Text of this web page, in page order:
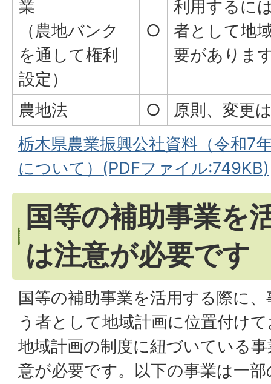
業
（農地バンク
を通して権利
設定）
○
利用するに
者として地
要がありま
農地法 ○
原則、変更
栃木県農業振興公社資料（令和7
について）(PDFファイル:749KB)
国等の補助事業を
は注意が必要です
国等の補助事業を活用する際に
う者として地域計画に位置付け
地域計画の制度に紐づいている
意が必要です。以下の事業は一